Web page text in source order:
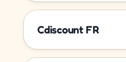
Cdiscount FR